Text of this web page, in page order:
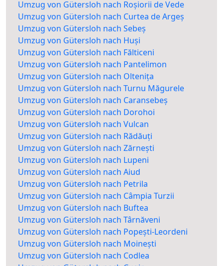
Umzug von Gütersloh nach Roșiorii de Vede
Umzug von Gütersloh nach Curtea de Argeș
Umzug von Gütersloh nach Sebeș
Umzug von Gütersloh nach Huși
Umzug von Gütersloh nach Fălticeni
Umzug von Gütersloh nach Pantelimon
Umzug von Gütersloh nach Oltenița
Umzug von Gütersloh nach Turnu Măgurele
Umzug von Gütersloh nach Caransebeș
Umzug von Gütersloh nach Dorohoi
Umzug von Gütersloh nach Vulcan
Umzug von Gütersloh nach Rădăuți
Umzug von Gütersloh nach Zărnești
Umzug von Gütersloh nach Lupeni
Umzug von Gütersloh nach Aiud
Umzug von Gütersloh nach Petrila
Umzug von Gütersloh nach Câmpia Turzii
Umzug von Gütersloh nach Buftea
Umzug von Gütersloh nach Târnăveni
Umzug von Gütersloh nach Popești-Leordeni
Umzug von Gütersloh nach Moinești
Umzug von Gütersloh nach Codlea